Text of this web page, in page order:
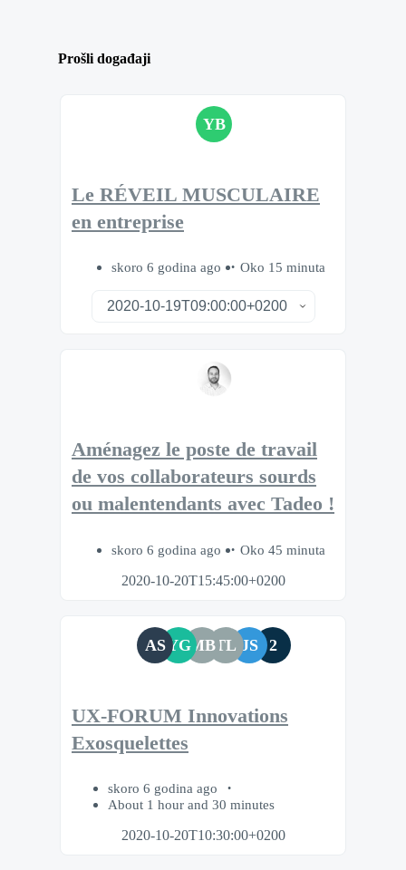
Prošli događaji
YB
Le RÉVEIL MUSCULAIRE
en entreprise
skoro 6 godina ago Oko 15 minuta
Aménagez le poste de travail
de vos collaborateurs sourds
ou malentendants avec Tadeo !
skoro 6 godina ago
Oko 45 minuta
2020-10-20T15:45:00+0200
AS YGMBTL JS 2
UX-FORUM Innovations
Exosquelettes
skoro 6 godina ago
About 1 hour and 30 minutes
2020-10-20T10:30:00+0200